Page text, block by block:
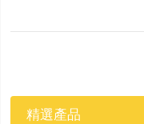
精選產品